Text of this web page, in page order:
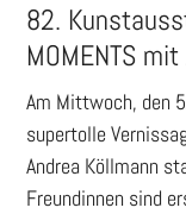
82.
MOMENTS
Am Mittwoch, den
supertolle
Andrea Köllmann
Freundinnen sind